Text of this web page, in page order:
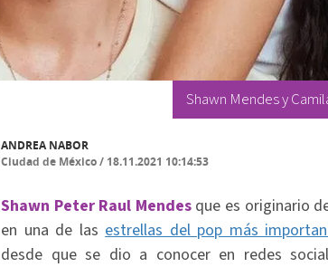
Shawn Mendes y
ANDREA NABOR
Ciudad de México/ 18.11.2021 10:14:53
Shawn Peter Raul Mendesque es originario
en una de lasestrellas del pop más
desde que se dio a conocer en redes